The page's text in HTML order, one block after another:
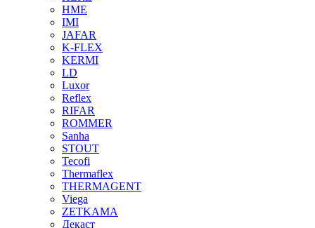
HME
IMI
JAFAR
K-FLEX
KERMI
LD
Luxor
Reflex
RIFAR
ROMMER
Sanha
STOUT
Tecofi
Thermaflex
THERMAGENT
Viega
ZETKAMA
Декаст